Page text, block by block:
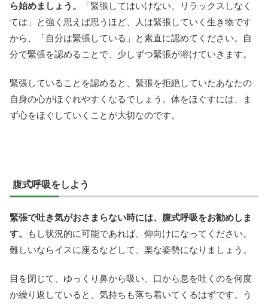
ら始めましょう。
「緊張してはいけない、リラックスしなく
ては」と強く思えば思うほど、人は緊張していく生き物です
から、「自分は緊張している」と素直に認めてください。自
分で緊張を認めることで、少しずつ緊張が溶けていきます。
緊張していることを認めると、緊張を拒絶していたあなたの
自身の心がほぐれやすくなるでしょう。体をほぐすには、ま
ず心をほぐしていくことが大切なのです。
腹式呼吸をしよう
緊張で吐き気がおさまらない時には、腹式呼吸をお勧めしま
す。
もし状況的に可能であれば、仰向けになってください。
難しいならイスに座るなどして、楽な姿勢になりましょう。
目を閉じて、ゆっくり鼻から吸い、口から息を吐くのを何度
か繰り返していると、気持ちも落ち着いてくるはずです。う